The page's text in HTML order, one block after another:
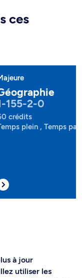
ces
155-2-0
crédits
plein , Temps
à jour
utiliser les